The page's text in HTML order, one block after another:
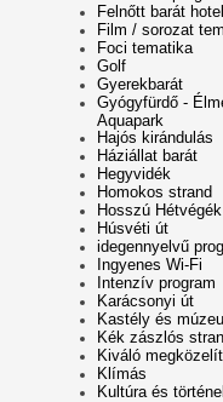
Felnőtt barát hotel
Film / sorozat
Foci tematika
Golf
Gyerekbarát
Gyógyfürdő -
Aquapark
Hajós kirándulás
Háziállat barát
Hegyvidék
Homokos strand
Hosszú Hétvégék
Húsvéti út
idegennyelvű
Ingyenes Wi-Fi
Intenzív program
Karácsonyi út
Kastély és
Kék zászlós
Kiváló
Klímás
Kultúra és